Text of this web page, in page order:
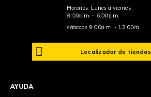
Horarios: Lunes a viernes
8:00a.m. - 6:00p.m.
sábados 9:00a.m. - 12:00m
Localizador de tiendas
AYUDA